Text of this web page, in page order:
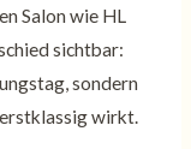
Salon wie HL
sichtbar:
sondern
wirkt.